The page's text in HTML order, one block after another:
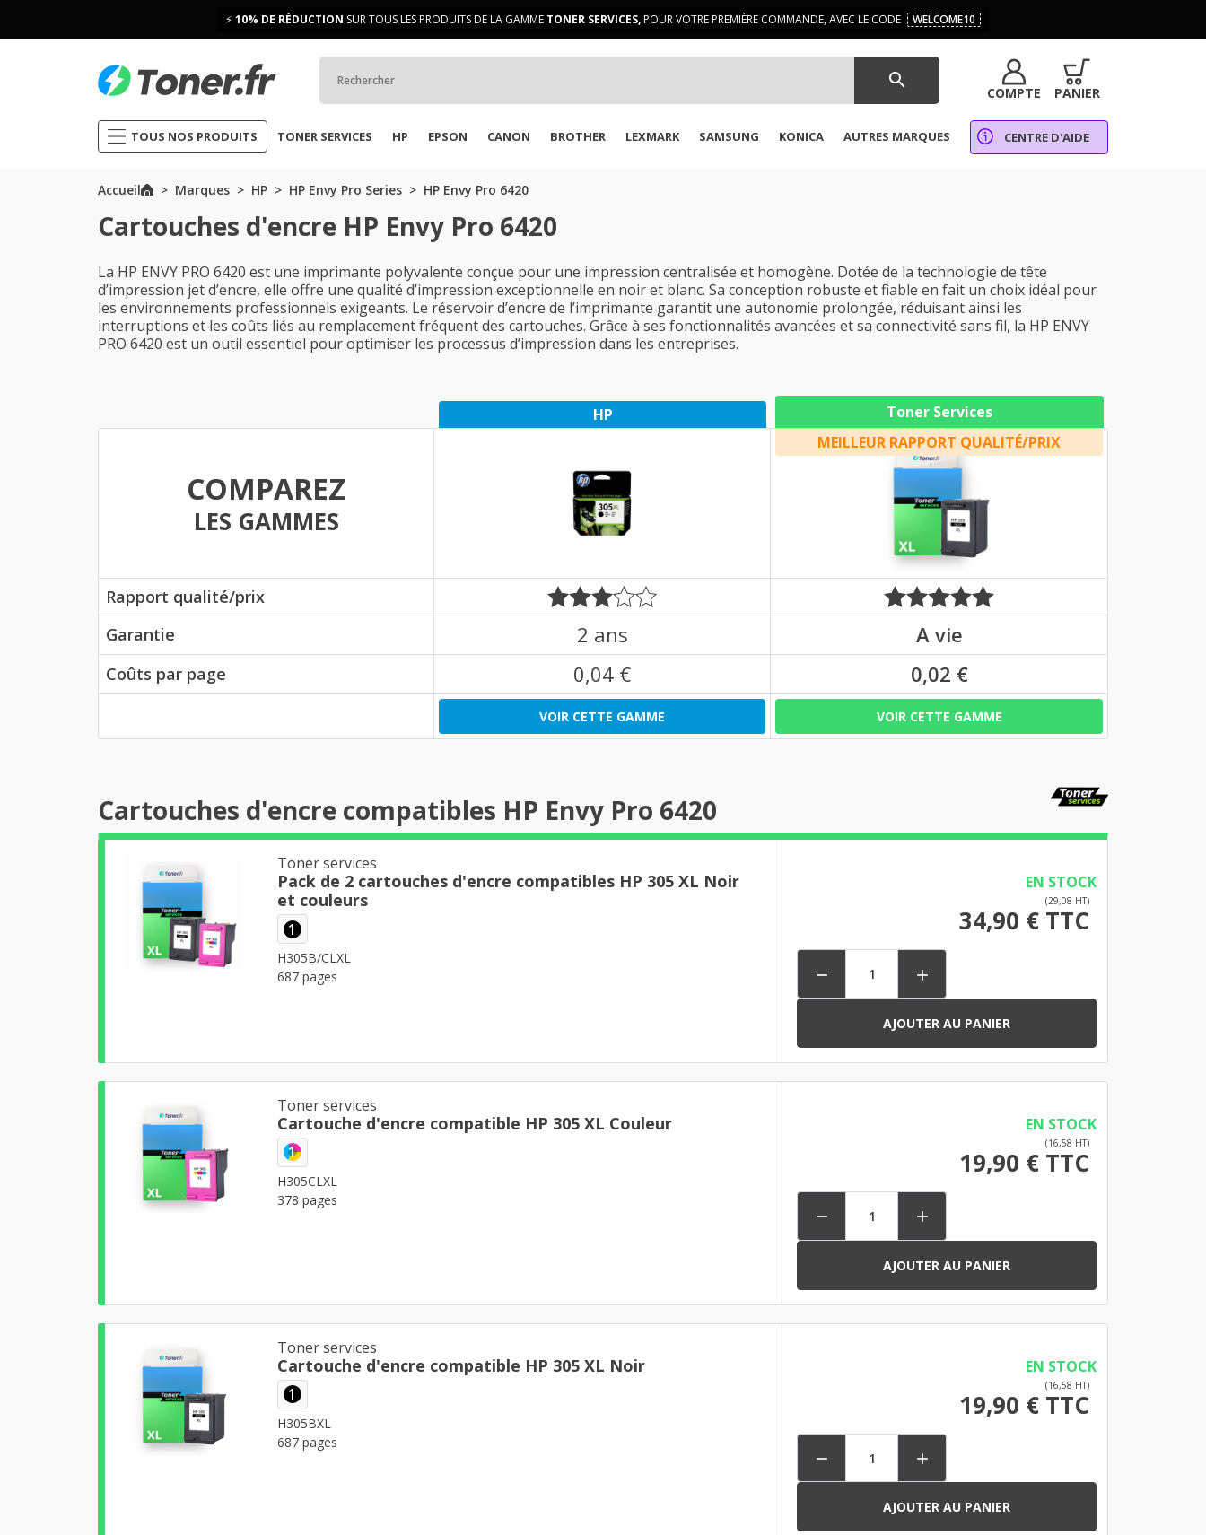
⚡ 10% DE RÉDUCTION SUR TOUS LES PRODUITS DE LA GAMME TONER SERVICES,POUR VOTRE PREMIÈRE COMMANDE, AVEC LE CODE WELCOME10
search
COMPTE PANIER
TOUS NOS PRODUITS TONER SERVICES HP EPSON CANON BROTHER LEXMARK SAMSUNG KONICA AUTRES MARQUES CENTRE D'AIDE
Accueil Marques HP HP Envy Pro Series HP Envy Pro 6420
Cartouches d'encre HP Envy Pro 6420
La HP ENVY PRO 6420 est une imprimante polyvalente conçue pour une impression centralisée et homogène. Dotée de la technologie de tête
d’impression jet d’encre, elle offre une qualité d’impression exceptionnelle en noir et blanc. Sa conception robuste et fiable en fait un choix idéal pour
les environnements professionnels exigeants. Le réservoir d’encre de l’imprimante garantit une autonomie prolongée, réduisant ainsi les
interruptions et les coûts liés au remplacement fréquent des cartouches. Grâce à ses fonctionnalités avancées et sa connectivité sans fil, la HP ENVY
PRO 6420 est un outil essentiel pour optimiser les processus d’impression dans les entreprises.
HP Toner Services
COMPAREZ
LES GAMMES
MEILLEUR RAPPORT QUALITÉ/PRIX
Rapport qualité/prix
Garantie
2 ans A vie
Coûts par page 0,04 € 0,02 €
VOIR CETTE GAMME VOIR CETTE GAMME
Cartouches d'encre compatibles HP Envy Pro 6420
Toner services
Pack de 2 cartouches d'encre compatibles HP 305 XL Noir
et couleurs
1
H305B/CLXL
687 pages
EN STOCK
(29,08 HT)
34,90 € TTC
 
AJOUTER AU PANIER
Toner services
Cartouche d'encre compatible HP 305 XL Couleur
1
H305CLXL
378 pages
EN STOCK
(16,58 HT)
19,90 € TTC
 
AJOUTER AU PANIER
Toner services
Cartouche d'encre compatible HP 305 XL Noir
1
H305BXL
687 pages
EN STOCK
(16,58 HT)
19,90 € TTC
 
AJOUTER AU PANIER